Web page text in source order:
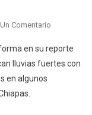
ComentarioEn
Puntuales
Muy
en su reporte
lluvias fuertes con
en algunos